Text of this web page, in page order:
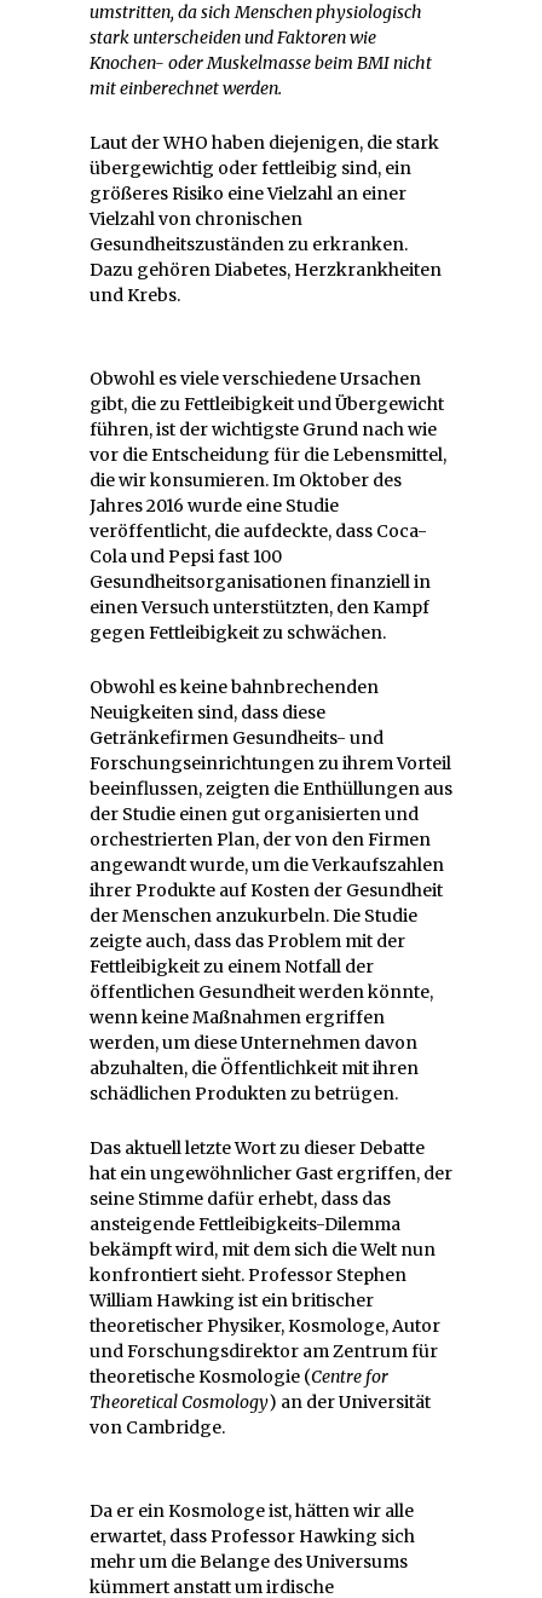
umstritten, da sich Menschen physiologisch
stark unterscheiden und Faktoren wie
Knochen- oder Muskelmasse beim BMI nicht
mit einberechnet werden.
Laut der WHO haben diejenigen, die stark
übergewichtig oder fettleibig sind, ein
größeres Risiko eine Vielzahl an einer
Vielzahl von chronischen
Gesundheitszuständen zu erkranken.
Dazu gehören Diabetes, Herzkrankheiten
und Krebs.
Obwohl es viele verschiedene Ursachen
gibt, die zu Fettleibigkeit und Übergewicht
führen, ist der wichtigste Grund nach wie
vor die Entscheidung für die Lebensmittel,
die wir konsumieren. Im Oktober des
Jahres 2016 wurde eine Studie
veröffentlicht, die aufdeckte, dass Coca-
Cola und Pepsi fast 100
Gesundheitsorganisationen finanziell in
einen Versuch unterstützten, den Kampf
gegen Fettleibigkeit zu schwächen.
Obwohl es keine bahnbrechenden
Neuigkeiten sind, dass diese
Getränkefirmen Gesundheits- und
Forschungseinrichtungen zu ihrem Vorteil
beeinflussen, zeigten die Enthüllungen aus
der Studie einen gut organisierten und
orchestrierten Plan, der von den Firmen
angewandt wurde, um die Verkaufszahlen
ihrer Produkte auf Kosten der Gesundheit
der Menschen anzukurbeln. Die Studie
zeigte auch, dass das Problem mit der
Fettleibigkeit zu einem Notfall der
öffentlichen Gesundheit werden könnte,
wenn keine Maßnahmen ergriffen
werden, um diese Unternehmen davon
abzuhalten, die Öffentlichkeit mit ihren
schädlichen Produkten zu betrügen.
Das aktuell letzte Wort zu dieser Debatte
hat ein ungewöhnlicher Gast ergriffen, der
seine Stimme dafür erhebt, dass das
ansteigende Fettleibigkeits-Dilemma
bekämpft wird, mit dem sich die Welt nun
konfrontiert sieht. Professor Stephen
William Hawking ist ein britischer
theoretischer Physiker, Kosmologe, Autor
und Forschungsdirektor am Zentrum für
theoretische Kosmologie (Centre for
Theoretical Cosmology) an der Universität
von Cambridge.
Da er ein Kosmologe ist, hätten wir alle
erwartet, dass Professor Hawking sich
mehr um die Belange des Universums
kümmert anstatt um irdische